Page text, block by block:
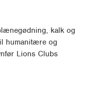
kalk og
humanitære og
Lions Clubs